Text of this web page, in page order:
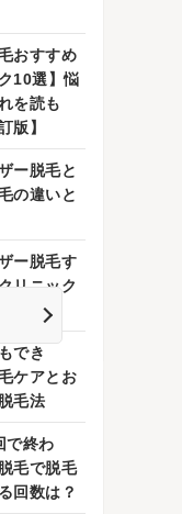
分
おすすめ
10選】悩
を読も
版】
ー脱毛と
の違いと
ー脱毛す
リニック
のコツ
でき
ケアとお
毛法
で終わ
毛で脱毛
回数は？